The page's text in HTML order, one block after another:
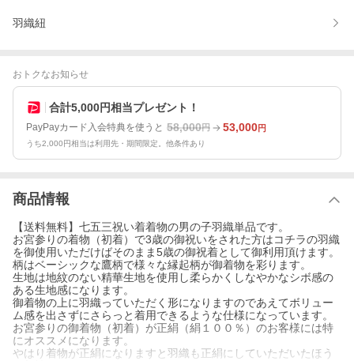
羽織紐
おトクなお知らせ
合計5,000円相当プレゼント！
PayPayカード入会特典を使うと 58,000円 53,000円
うち2,000円相当は利用先・期間限定。他条件あり
商品情報
【送料無料】七五三祝い着着物の男の子羽織単品です。
お宮参りの着物（初着）で3歳の御祝いをされた方はコチラの羽織
を御使用いただけばそのまま5歳の御祝着として御利用頂けます。
柄はベーシックな鷹柄で様々な縁起柄が御着物を彩ります。
生地は地紋のない精華生地を使用し柔らかくしなやかなシボ感の
ある生地感になります。
御着物の上に羽織っていただく形になりますのであえてボリュー
ム感を出さずにさらっと着用できるような仕様になっています。
お宮参りの御着物（初着）が正絹（絹１００％）のお客様には特
にオススメになります。
やはり着物が正絹になりますと羽織も正絹にしていただいたほう